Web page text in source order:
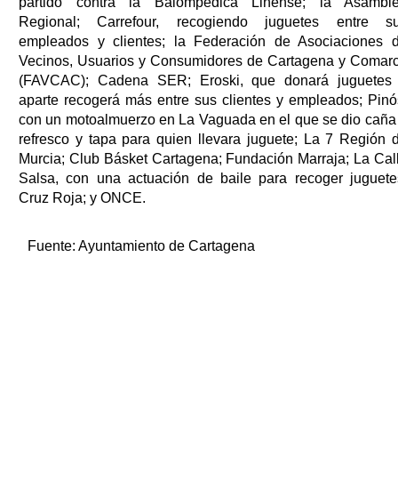
Regional; Carrefour, recogiendo juguetes entre
empleados y clientes; la Federación de Asociaciones
Vecinos, Usuarios y Consumidores de Cartagena y
(FAVCAC); Cadena SER; Eroski, que donará
aparte recogerá más entre sus clientes y empleados;
con un motoalmuerzo en La Vaguada en el que se dio
refresco y tapa para quien llevara juguete; La 7 Región
Murcia; Club Básket Cartagena; Fundación Marraja; La
Salsa, con una actuación de baile para recoger
Cruz Roja; y ONCE.
Fuente: Ayuntamiento de Cartagena